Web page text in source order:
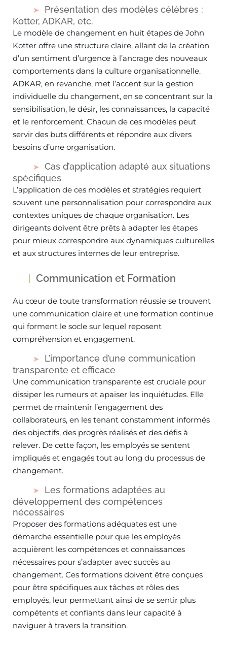
Présentation des modèles célèbres :
Kotter, ADKAR, etc.
Le modèle de changement en huit étapes de John
Kotter offre une structure claire, allant de la création
d’un sentiment d’urgence à l’ancrage des nouveaux
comportements dans la culture organisationnelle.
ADKAR, en revanche, met l’accent sur la gestion
individuelle du changement, en se concentrant sur la
sensibilisation, le désir, les connaissances, la capacité
et le renforcement. Chacun de ces modèles peut
servir des buts différents et répondre aux divers
besoins d’une organisation.
Cas d’application adapté aux situations
spécifiques
L’application de ces modèles et stratégies requiert
souvent une personnalisation pour correspondre aux
contextes uniques de chaque organisation. Les
dirigeants doivent être prêts à adapter les étapes
pour mieux correspondre aux dynamiques culturelles
et aux structures internes de leur entreprise.
Communication et Formation
Au cœur de toute transformation réussie se trouvent
une communication claire et une formation continue
qui forment le socle sur lequel reposent
compréhension et engagement.
L’importance d’une communication
transparente et efficace
Une communication transparente est cruciale pour
dissiper les rumeurs et apaiser les inquiétudes. Elle
permet de maintenir l’engagement des
collaborateurs, en les tenant constamment informés
des objectifs, des progrès réalisés et des défis à
relever. De cette façon, les employés se sentent
impliqués et engagés tout au long du processus de
changement.
Les formations adaptées au
développement des compétences
nécessaires
Proposer des formations adéquates est une
démarche essentielle pour que les employés
acquièrent les compétences et connaissances
nécessaires pour s’adapter avec succès au
changement. Ces formations doivent être conçues
pour être spécifiques aux tâches et rôles des
employés, leur permettant ainsi de se sentir plus
compétents et confiants dans leur capacité à
naviguer à travers la transition.